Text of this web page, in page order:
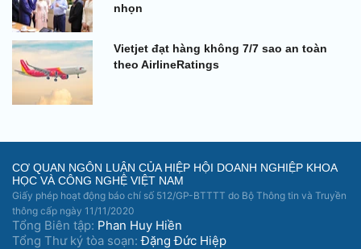
nhọn
Vietjet đạt hàng không 7/7 sao an toàn
theo AirlineRatings
CƠ QUAN NGÔN LUẬN CỦA HIỆP HỘI DOANH NGHIỆP KHOA
HỌC VÀ CÔNG NGHỆ VIỆT NAM
Giấy phép hoạt động báo chí số 512/GP-BTTTT do Bộ Thông tin và Truyền
thông cấp ngày 11/11/2020
Tổng Biên tập: Phan Huy Hiền
Tổng Thư ký tòa soạn:Đặng Đức Hiệp